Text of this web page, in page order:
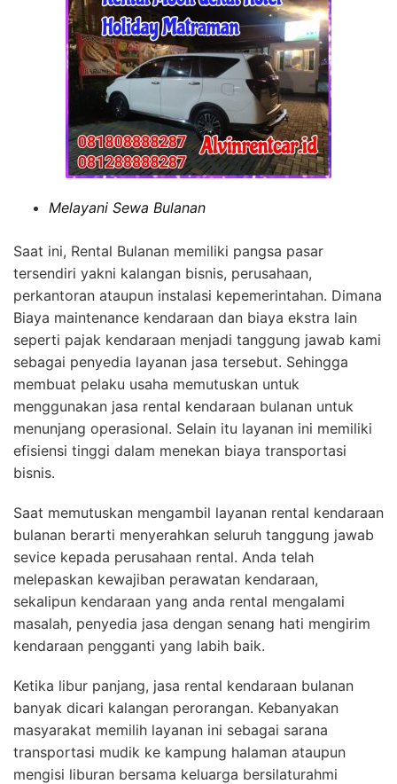
Melayani Sewa Bulanan
Saat ini, Rental Bulanan memiliki pangsa pasar
tersendiri yakni kalangan bisnis, perusahaan,
perkantoran ataupun instalasi kepemerintahan. Dimana
Biaya maintenance kendaraan dan biaya ekstra lain
seperti pajak kendaraan menjadi tanggung jawab kami
sebagai penyedia layanan jasa tersebut. Sehingga
membuat pelaku usaha memutuskan untuk
menggunakan jasa rental kendaraan bulanan untuk
menunjang operasional. Selain itu layanan ini memiliki
efisiensi tinggi dalam menekan biaya transportasi
bisnis.
Saat memutuskan mengambil layanan rental kendaraan
bulanan berarti menyerahkan seluruh tanggung jawab
sevice kepada perusahaan rental. Anda telah
melepaskan kewajiban perawatan kendaraan,
sekalipun kendaraan yang anda rental mengalami
masalah, penyedia jasa dengan senang hati mengirim
kendaraan pengganti yang labih baik.
Ketika libur panjang, jasa rental kendaraan bulanan
banyak dicari kalangan perorangan. Kebanyakan
masyarakat memilih layanan ini sebagai sarana
transportasi mudik ke kampung halaman ataupun
mengisi liburan bersama keluarga bersilaturahmi